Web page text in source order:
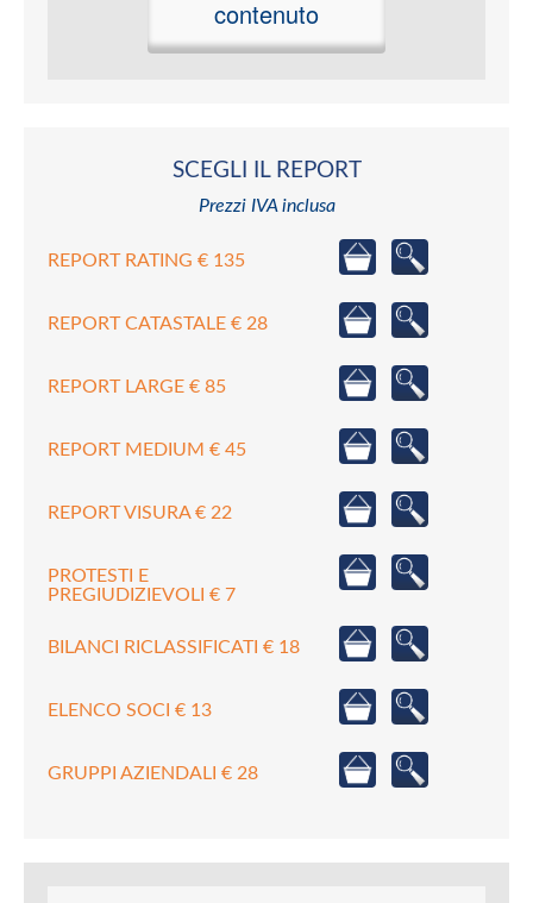
contenuto
SCEGLI IL REPORT
Prezzi IVA inclusa
REPORT RATING € 135
REPORT CATASTALE € 28
REPORT LARGE € 85
REPORT MEDIUM € 45
REPORT VISURA € 22
PROTESTI E
PREGIUDIZIEVOLI € 7
BILANCI RICLASSIFICATI € 18
ELENCO SOCI € 13
GRUPPI AZIENDALI € 28